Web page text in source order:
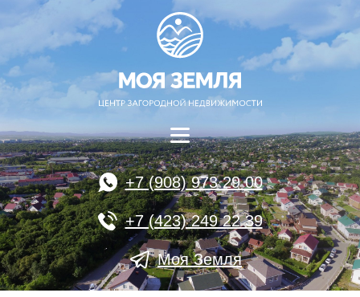
+7 (908) 973 29 00
+7 (423) 249 22 39
Моя Земля